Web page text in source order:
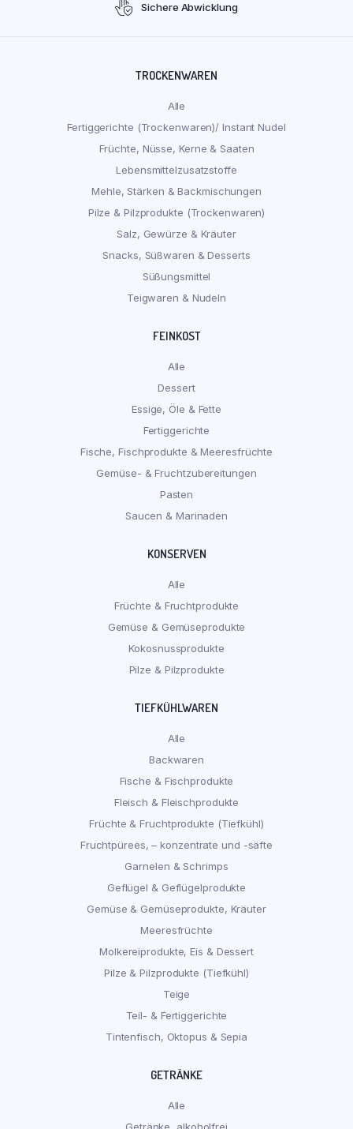
Sichere Abwicklung
TROCKENWAREN
Alle
Fertiggerichte (Trockenwaren)/ Instant Nudel
Früchte, Nüsse, Kerne & Saaten
Lebensmittelzusatzstoffe
Mehle, Stärken & Backmischungen
Pilze & Pilzprodukte (Trockenwaren)
Salz, Gewürze & Kräuter
Snacks, Süßwaren & Desserts
Süßungsmittel
Teigwaren & Nudeln
FEINKOST
Alle
Dessert
Essige, Öle & Fette
Fertiggerichte
Fische, Fischprodukte & Meeresfrüchte
Gemüse- & Fruchtzubereitungen
Pasten
Saucen & Marinaden
KONSERVEN
Alle
Früchte & Fruchtprodukte
Gemüse & Gemüseprodukte
Kokosnussprodukte
Pilze & Pilzprodukte
TIEFKÜHLWAREN
Alle
Backwaren
Fische & Fischprodukte
Fleisch & Fleischprodukte
Früchte & Fruchtprodukte (Tiefkühl)
Fruchtpürees, – konzentrate und -säfte
Garnelen & Schrimps
Geflügel & Geflügelprodukte
Gemüse & Gemüseprodukte, Kräuter
Meeresfrüchte
Molkereiprodukte, Eis & Dessert
Pilze & Pilzprodukte (Tiefkühl)
Teige
Teil- & Fertiggerichte
Tintenfisch, Oktopus & Sepia
GETRÄNKE
Alle